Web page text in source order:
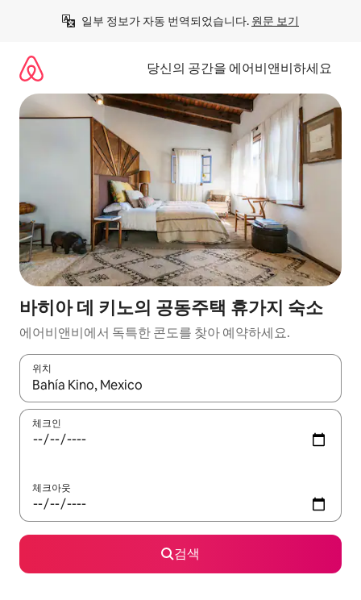
일부 정보가 자동 번역되었습니다. 원문 보기
당신의 공간을 에어비앤비하세요
바히아 데 키노의 공동주택 휴가지 숙소
에어비앤비에서 독특한 콘도를 찾아 예약하세요.
위치
결과가 나오면 위·아래 화살표 키를 사용하거나 터치 또는 스와이
체크인
체크아웃
검색